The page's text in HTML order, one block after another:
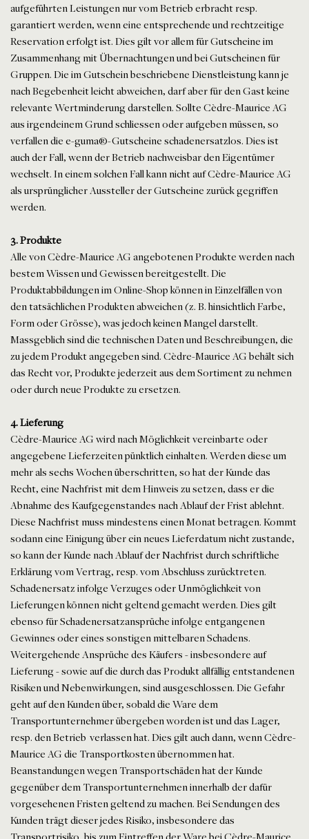
aufgeführten Leistungen nur vom Betrieb erbracht resp.
garantiert werden, wenn eine entsprechende und rechtzeitige
Reservation erfolgt ist. Dies gilt vor allem für Gutscheine im
Zusammenhang mit Übernachtungen und bei Gutscheinen für
Gruppen. Die im Gutschein beschriebene Dienstleistung kann je
nach Begebenheit leicht abweichen, darf aber für den Gast keine
relevante Wertminderung darstellen. Sollte Cèdre-Maurice AG
aus irgendeinem Grund schliessen oder aufgeben müssen, so
verfallen die e-guma®-Gutscheine schadenersatzlos. Dies ist
auch der Fall, wenn der Betrieb nachweisbar den Eigentümer
wechselt. In einem solchen Fall kann nicht auf Cèdre-Maurice AG
als ursprünglicher Aussteller der Gutscheine zurück gegriffen
werden.
3. Produkte
Alle von Cèdre-Maurice AG angebotenen Produkte werden nach
bestem Wissen und Gewissen bereitgestellt. Die
Produktabbildungen im Online-Shop können in Einzelfällen von
den tatsächlichen Produkten abweichen (z. B. hinsichtlich Farbe,
Form oder Grösse), was jedoch keinen Mangel darstellt.
Massgeblich sind die technischen Daten und Beschreibungen, die
zu jedem Produkt angegeben sind. Cèdre-Maurice AG behält sich
das Recht vor, Produkte jederzeit aus dem Sortiment zu nehmen
oder durch neue Produkte zu ersetzen.
4. Lieferung
Cèdre-Maurice AG wird nach Möglichkeit vereinbarte oder
angegebene Lieferzeiten pünktlich einhalten. Werden diese um
mehr als sechs Wochen überschritten, so hat der Kunde das
Recht, eine Nachfrist mit dem Hinweis zu setzen, dass er die
Abnahme des Kaufgegenstandes nach Ablauf der Frist ablehnt.
Diese Nachfrist muss mindestens einen Monat betragen. Kommt
sodann eine Einigung über ein neues Lieferdatum nicht zustande,
so kann der Kunde nach Ablauf der Nachfrist durch schriftliche
Erklärung vom Vertrag, resp. vom Abschluss zurücktreten.
Schadenersatz infolge Verzuges oder Unmöglichkeit von
Lieferungen können nicht geltend gemacht werden. Dies gilt
ebenso für Schadenersatzansprüche infolge entgangenen
Gewinnes oder eines sonstigen mittelbaren Schadens.
Weitergehende Ansprüche des Käufers - insbesondere auf
Lieferung - sowie auf die durch das Produkt allfällig entstandenen
Risiken und Nebenwirkungen, sind ausgeschlossen. Die Gefahr
geht auf den Kunden über, sobald die Ware dem
Transportunternehmer übergeben worden ist und das Lager,
resp. den Betrieb verlassen hat. Dies gilt auch dann, wenn Cèdre-
Maurice AG die Transportkosten übernommen hat.
Beanstandungen wegen Transportschäden hat der Kunde
gegenüber dem Transportunternehmen innerhalb der dafür
vorgesehenen Fristen geltend zu machen. Bei Sendungen des
Kunden trägt dieser jedes Risiko, insbesondere das